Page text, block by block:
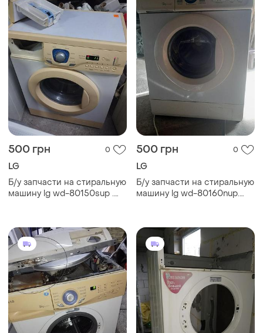
500 грн 0
LG
Б/у запчасти на стиральную
машину lg wd-80150sup .
wd-80150sup по запчастям
500 грн 0
LG
Б/у запчасти на стиральную
машину lg wd-80160nup.
wd-80160nup по запчастям